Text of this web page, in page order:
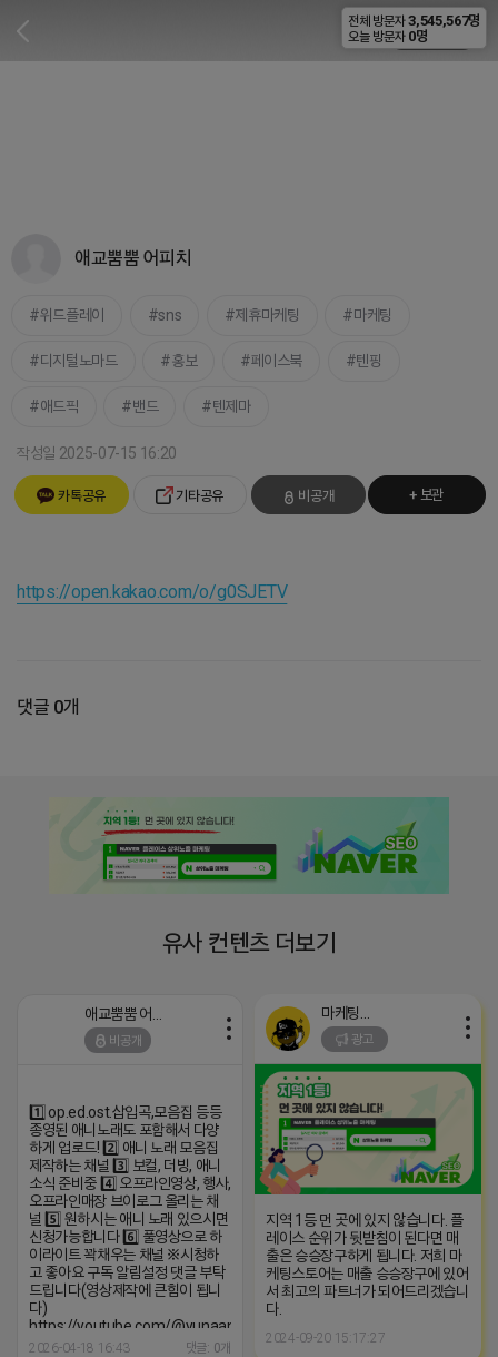
비공개
애교뿜뿜 어피치
위드플레이 sns 제휴마케팅 마케팅
디지털노마드 홍보 페이스북 텐핑
애드픽 밴드 텐제마
작성일 2025-07-15 16:20
카톡공유 기타공유 비공개 + 보관
https://open.kakao.com/o/g0SJETV
댓글 0개
유사 컨텐츠 더보기
비공개
1️⃣ op.ed.ost.삽입곡,모음집 등등
종영된 애니노래도 포함해서 다양
하게 업로드! 2️⃣ 애니 노래 모음집
제작하는 채널 3️⃣ 보컬, 더빙, 애니
소식 준비중 4️⃣ 오프라인영상, 행사,
오프라인매장 브이로그 올리는 채
널 5️⃣ 원하시는 애니 노래 있으시면
신청가능합니다 6️⃣ 풀영상으로 하
이라이트 꽉채우는 채널 ※시청하
고 좋아요 구독 알림설정 댓글 부탁
드립니다(영상제작에 큰힘이 됩니
다)
https://youtube.com/@yunaanimation?
si=1q_QihwQFHRuOIIk
2026-04-18 16:43 댓글: 0개
광고
지역 1등 먼 곳에 있지 않습니다. 플
레이스 순위가 뒷받침이 된다면 매
출은 승승장구하게 됩니다. 저희 마
케팅스토어는 매출 승승장구에 있어
서 최고의 파트너가 되어드리겠습니
다.
2024-09-20 15:17:27
전체 방문자 3,545,567명
오늘 방문자 0명